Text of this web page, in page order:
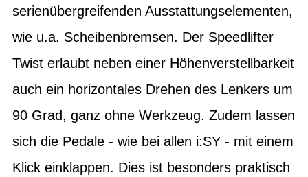
serienübergreifenden Ausstattungselementen,
wie u.a. Scheibenbremsen. Der Speedlifter
Twist erlaubt neben einer Höhenverstellbarkeit
auch ein horizontales Drehen des Lenkers um
90 Grad, ganz ohne Werkzeug. Zudem lassen
sich die Pedale - wie bei allen i:SY - mit einem
Klick einklappen. Dies ist besonders praktisch